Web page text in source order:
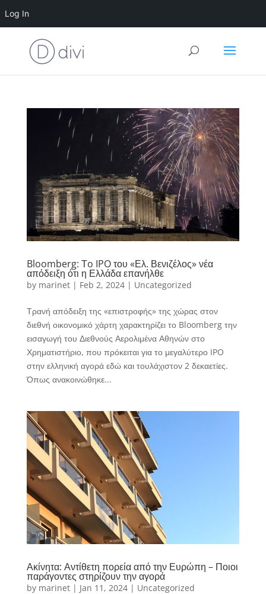
Log In
Bloomberg: Τo IPO του «Ελ. Βενιζέλος» νέα
απόδειξη ότι η Ελλάδα επανήλθε
by marinet| Feb 2, 2024| Uncategorized
Τρανή απόδειξη της «επιστροφής» της χώρας στον
διεθνή οικονομικό χάρτη χαρακτηρίζει το Bloomberg την
εισαγωγή του Διεθνούς Αερολιμένα Αθηνών στο
Χρηματιστήριο, που πρόκειται για το μεγαλύτερο IPO
στην ελληνική αγορά εδώ και τουλάχιστον 2 δεκαετίες.
Όπως ανακοινώθηκε...
Ακίνητα: Αντίθετη πορεία από την Ευρώπη – Ποιοι
παράγοντες στηρίζουν την αγορά
by marinet| Jan 11, 2024| Uncategorized